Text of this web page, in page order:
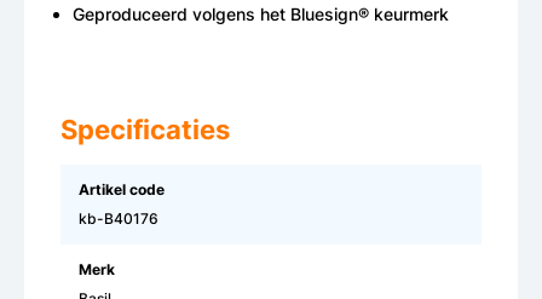
Geproduceerd volgens het Bluesign® keurmerk
Specificaties
Artikel code
kb-B40176
Merk